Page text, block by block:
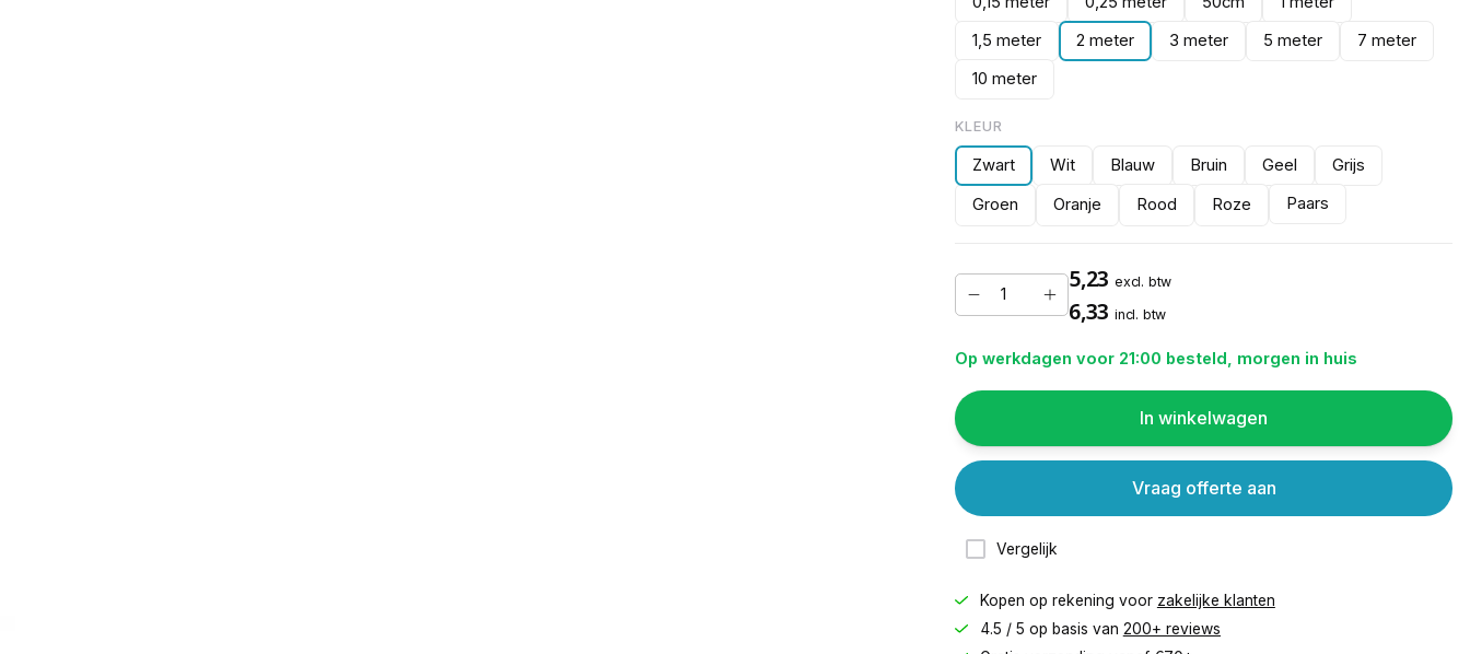
1,5 meter
2 meter 3 meter 5 meter
7 meter
10 meter
KLEUR
Zwart Wit Blauw Bruin Geel
Grijs
Groen
Oranje Rood Roze Paars
5,23 excl. btw
6,33 incl. btw
Op werkdagen voor 21:00 besteld, morgen in huis
In winkelwagen
Vergelijk
Vraag offerte aan
Kopen op rekening voor zakelijke klanten
4.5 / 5 op basis van 200+ reviews